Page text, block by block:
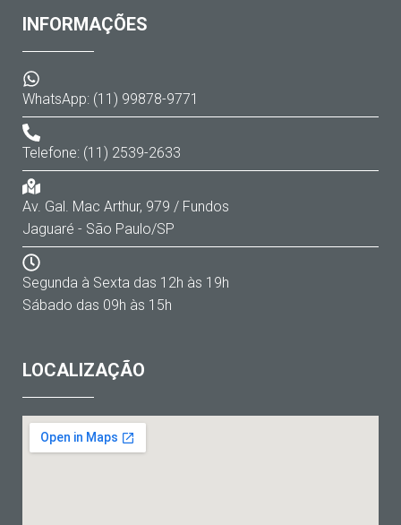
INFORMAÇÕES
WhatsApp: (11) 99878-9771
Telefone: (11) 2539-2633
Av. Gal. Mac Arthur, 979 / Fundos
Jaguaré - São Paulo/SP
Segunda à Sexta das 12h às 19h
Sábado das 09h às 15h
LOCALIZAÇÃO